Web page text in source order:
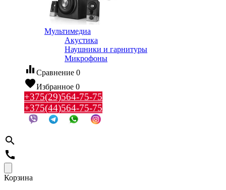
Мультимедиа
Акустика
Наушники и гарнитуры
Микрофоны
equalizer Сравнение 0
favoriteИзбранное 0
+375(29)564-75-75
+375(44)564-75-75
search
call
Корзина